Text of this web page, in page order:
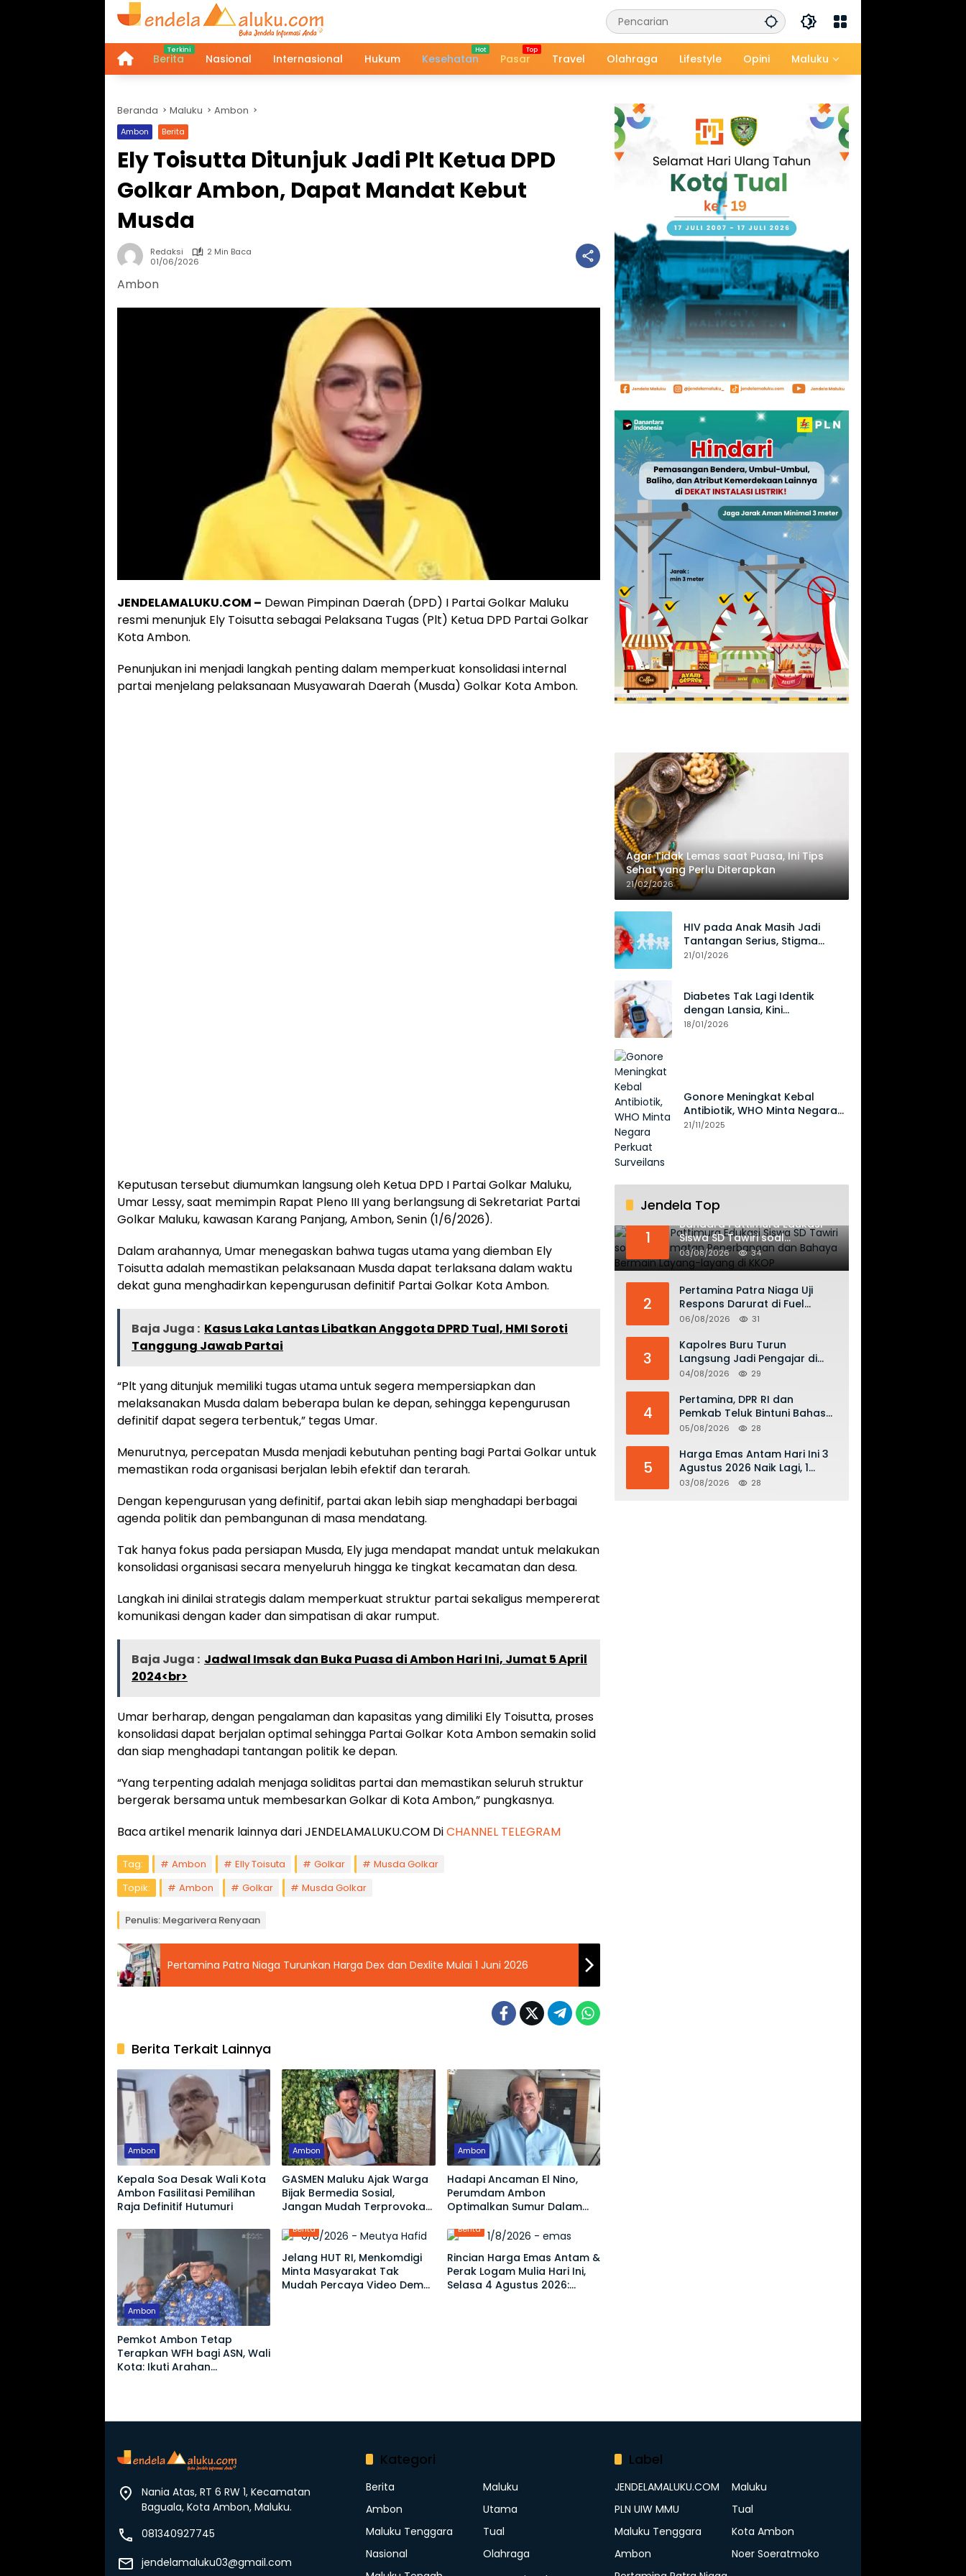
Home
Berita Nasional Internasional Hukum Kesehatan Pasar Travel Olahraga Lifestyle Opini Maluku
Beranda Maluku Ambon
Ambon Berita
Ely Toisutta Ditunjuk Jadi Plt Ketua DPD
Golkar Ambon, Dapat Mandat Kebut
Musda
Redaksi
2 Min Baca
01/06/2026
Ambon
JENDELAMALUKU.COM – Dewan Pimpinan Daerah (DPD) I Partai Golkar Maluku
resmi menunjuk Ely Toisutta sebagai Pelaksana Tugas (Plt) Ketua DPD Partai Golkar
Kota Ambon.
Penunjukan ini menjadi langkah penting dalam memperkuat konsolidasi internal
partai menjelang pelaksanaan Musyawarah Daerah (Musda) Golkar Kota Ambon.
Keputusan tersebut diumumkan langsung oleh Ketua DPD I Partai Golkar Maluku,
Umar Lessy, saat memimpin Rapat Pleno III yang berlangsung di Sekretariat Partai
Golkar Maluku, kawasan Karang Panjang, Ambon, Senin (1/6/2026).
Dalam arahannya, Umar menegaskan bahwa tugas utama yang diemban Ely
Toisutta adalah memastikan pelaksanaan Musda dapat terlaksana dalam waktu
dekat guna menghadirkan kepengurusan definitif Partai Golkar Kota Ambon.
Baja Juga : Kasus Laka Lantas Libatkan Anggota DPRD Tual, HMI Soroti
Tanggung Jawab Partai
“Plt yang ditunjuk memiliki tugas utama untuk segera mempersiapkan dan
melaksanakan Musda dalam beberapa bulan ke depan, sehingga kepengurusan
definitif dapat segera terbentuk,” tegas Umar.
Menurutnya, percepatan Musda menjadi kebutuhan penting bagi Partai Golkar untuk
memastikan roda organisasi berjalan lebih efektif dan terarah.
Dengan kepengurusan yang definitif, partai akan lebih siap menghadapi berbagai
agenda politik dan pembangunan di masa mendatang.
Tak hanya fokus pada persiapan Musda, Ely juga mendapat mandat untuk melakukan
konsolidasi organisasi secara menyeluruh hingga ke tingkat kecamatan dan desa.
Langkah ini dinilai strategis dalam memperkuat struktur partai sekaligus mempererat
komunikasi dengan kader dan simpatisan di akar rumput.
Baja Juga : Jadwal Imsak dan Buka Puasa di Ambon Hari Ini, Jumat 5 April
2024<br>
Umar berharap, dengan pengalaman dan kapasitas yang dimiliki Ely Toisutta, proses
konsolidasi dapat berjalan optimal sehingga Partai Golkar Kota Ambon semakin solid
dan siap menghadapi tantangan politik ke depan.
“Yang terpenting adalah menjaga soliditas partai dan memastikan seluruh struktur
bergerak bersama untuk membesarkan Golkar di Kota Ambon,” pungkasnya.
Baca artikel menarik lainnya dari JENDELAMALUKU.COM DiCHANNEL TELEGRAM
Tag: Ambon Elly Toisuta Golkar
Musda Golkar
Topik:
Ambon Golkar Musda Golkar
Penulis: Megarivera Renyaan
Pertamina Patra Niaga Turunkan Harga Dex dan Dexlite Mulai 1 Juni 2026
Berita Terkait Lainnya
Ambon
Kepala Soa Desak Wali Kota
Ambon Fasilitasi Pemilihan
Raja Definitif Hutumuri
Ambon
GASMEN Maluku Ajak Warga
Bijak Bermedia Sosial,
Jangan Mudah Terprovokasi
Ambon
Hadapi Ancaman El Nino,
Perumdam Ambon
Optimalkan Sumur Dalam
Ambon
Pemkot Ambon Tetap
Terapkan WFH bagi ASN, Wali
Kota: Ikuti Arahan
Berita
Jelang HUT RI, Menkomdigi
Minta Masyarakat Tak
Mudah Percaya Video Demo
Berita
Rincian Harga Emas Antam &
Perak Logam Mulia Hari Ini,
Selasa 4 Agustus 2026:
Agar Tidak Lemas saat Puasa, Ini Tips
Sehat yang Perlu Diterapkan
21/02/2026
HIV pada Anak Masih Jadi
Tantangan Serius, Stigma
Hambat Akses Perawatan
21/01/2026
Diabetes Tak Lagi Identik
dengan Lansia, Kini
Mengancam Generasi Muda
18/01/2026
Gonore Meningkat Kebal
Antibiotik, WHO Minta Negara
Perkuat Surveilans
21/11/2025
Jendela Top
1
Bandara Pattimura Edukasi
Siswa SD Tawiri soal
Keselamatan Penerbangan
dan Bahaya Bermain Layang-
03/08/2026 34
2
Pertamina Patra Niaga Uji
Respons Darurat di Fuel
Terminal Biak, Antisipasi Risiko
BBM
06/08/2026 31
3
Kapolres Buru Turun
Langsung Jadi Pengajar di
SMAN 2, Edukasi Kesadaran
04/08/2026 29
4
Pertamina, DPR RI dan
Pemkab Teluk Bintuni Bahas
Penguatan Distribusi BBM dan
05/08/2026 28
5
Harga Emas Antam Hari Ini 3
Agustus 2026 Naik Lagi, 1
Gram Tembus Rp 2,61 Juta
03/08/2026 28
Nania Atas, RT 6 RW 1, Kecamatan
Baguala, Kota Ambon, Maluku.
081340927745
jendelamaluku03@gmail.com
Kategori
Berita
Maluku
Ambon
Utama
Maluku Tenggara
Tual
Nasional
Olahraga
Label
JENDELAMALUKU.COM
Maluku
PLN UIW MMU
Tual
Maluku Tenggara
Kota Ambon
Ambon
Noer Soeratmoko